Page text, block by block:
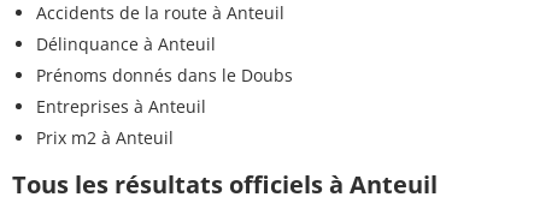
Accidents de la route à Anteuil
Délinquance à Anteuil
Prénoms donnés dans le Doubs
Entreprises à Anteuil
Prix m2 à Anteuil
Tous les résultats officiels à Anteuil